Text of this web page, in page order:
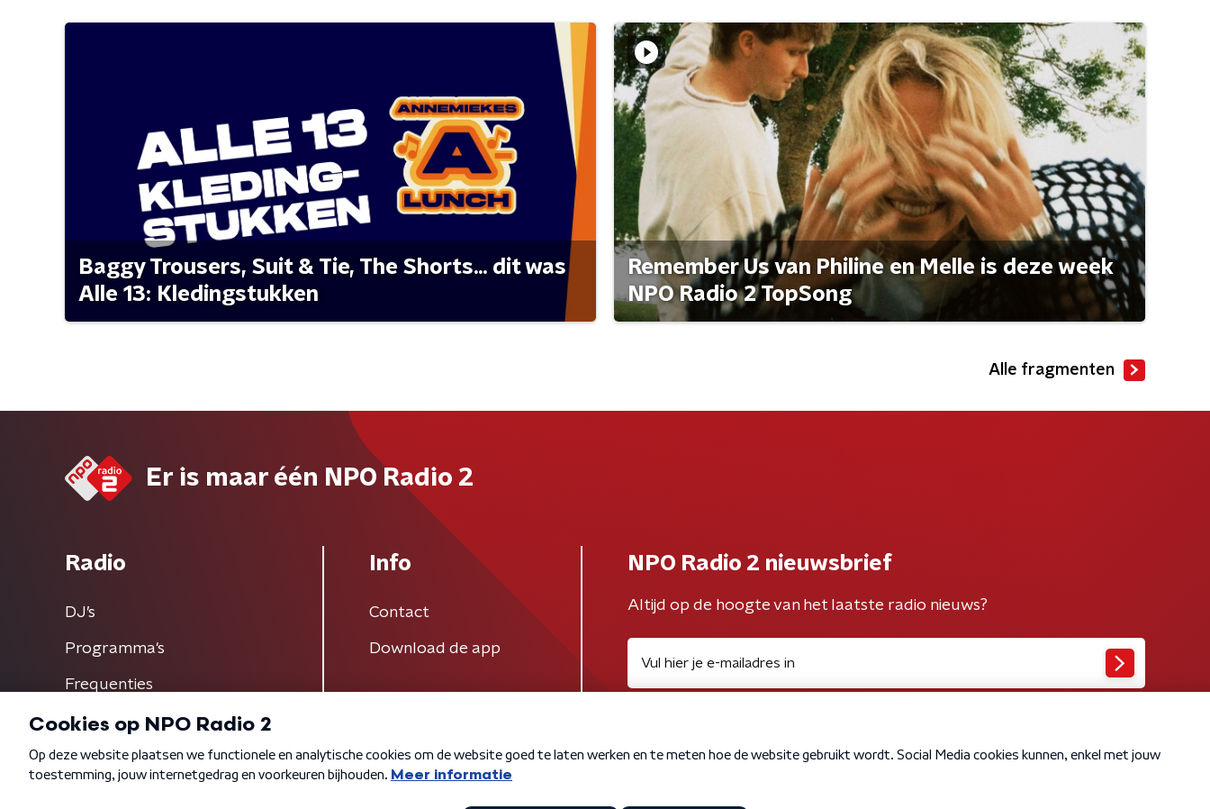
Baggy Trousers, Suit & Tie, The Shorts... dit was
Alle 13: Kledingstukken
Remember Us van Philine en Melle is deze week
NPO Radio 2 TopSong
Alle fragmenten
Er is maar één NPO Radio 2
Radio
DJ’s
Programma's
Frequenties
Info
Contact
Download de app
NPO Radio 2 nieuwsbrief
Altijd op de hoogte van het laatste radio nieuws?
Algemene voorwaarden Privacybeleid